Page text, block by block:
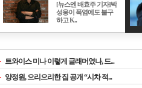
[뉴스엔 배효주 기자]박
성웅이 폭염에도 불구
하고 K..
트와이스 미나 이렇게 글래머였나, 드...
양정원, 으리으리한 집 공개 “시차 적...